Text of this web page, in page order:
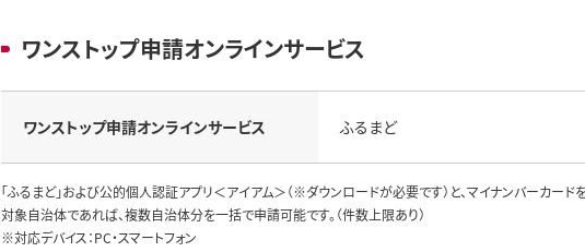
ワンストップ申請オンラインサービス
ワンストップ申請オンラインサービス ふるまど
「ふるまど」および公的個人認証アプリ＜アイアム＞（※ダウンロードが必要です）と、マイナンバーカード
対象自治体であれば、複数自治体分を一括で申請可能です。（件数上限あり）
※対応デバイス：PC・スマートフォン